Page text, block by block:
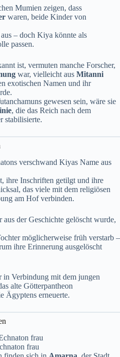
Mumien zeigen, dass
waren, beide Kinder von
– doch Kiya könnte als
passen.
ist, vermuten manche Forscher,
war, vielleicht aus Mitanni
exotischen Namen und ihr
gewesen sein, wäre sie
, die das Reich nach dem
stabilisierte.
verschwand Kiyas Name aus
ihre Inschriften getilgt und ihre
das viele mit dem religiösen
am Hof verbinden.
der Geschichte gelöscht wurde,
möglicherweise früh verstarb –
ihre Erinnerung ausgelöscht
in Verbindung mit dem jungen
alte Götterpantheon
Ägyptens erneuerte.
frau